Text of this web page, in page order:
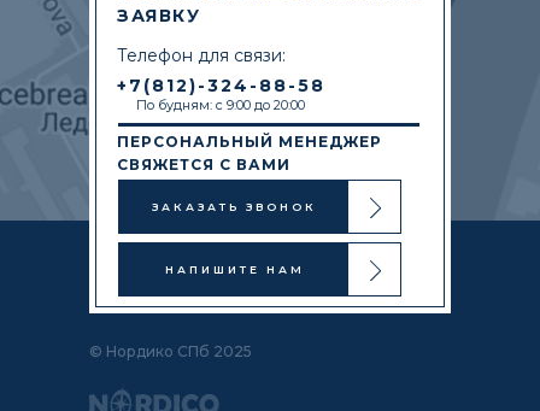
Телефон для связи:
ЗАЯВКУ
+7(812)-324-88-58
ПЕРСОНАЛЬНЫЙ МЕНЕДЖЕР
СВЯЖЕТСЯ С ВАМИ
По будням: с 9:00 до 20:00
ЗАКАЗАТЬ ЗВОНОК
© Нордико СПб 2025
НАПИШИТЕ НАМ